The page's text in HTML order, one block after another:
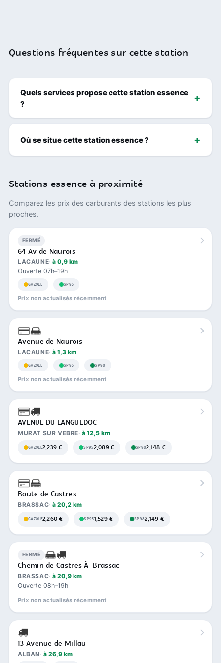
Questions fréquentes sur cette station
Quels services propose cette station essence
?
Où se situe cette station essence ?
Stations essence à proximité
Comparez les prix des carburants des stations les plus
proches.
FERMÉ
64 Av de Naurois
LACAUNE à 0,9 km
Ouverte 07h–19h
GAZOLE SP95
Prix non actualisés récemment
Avenue de Naurois
LACAUNE à 1,3 km
GAZOLE SP95 SP98
Prix non actualisés récemment
AVENUE DU LANGUEDOC
MURAT SUR VEBRE à 12,5 km
GAZOLE2,239 € SP952,089 € SP982,148 €
Route de Castres
BRASSAC à 20,2 km
GAZOLE2,260 € SP951,529 € SP982,149 €
FERMÉ
Chemin de Castres Ã Brassac
BRASSAC à 20,9 km
Ouverte 08h–19h
Prix non actualisés récemment
13 Avenue de Millau
ALBAN à 26,9 km